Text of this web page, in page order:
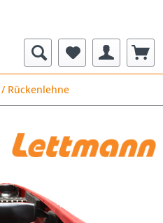
Rückenlehne